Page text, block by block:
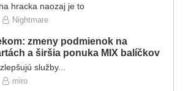
hracka naozaj je to
Nightmare
zmeny podmienok na
a širšia ponuka MIX balíčkov
služby...
miro